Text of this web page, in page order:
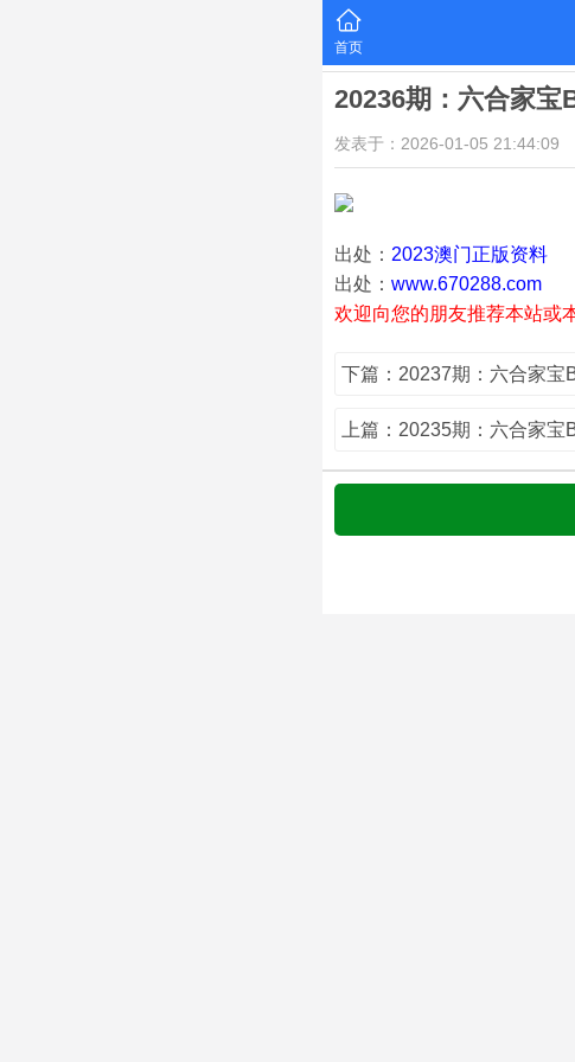
首页
20236期：六合家宝
发表于：2026-01-05 21:44:09
出处： 2023澳门正版资料
出处： www.670288.com
欢迎向您的朋友推荐本站或
下篇：20237期：六合家宝
上篇：20235期：六合家宝